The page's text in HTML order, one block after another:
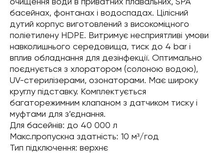
басейнах, фонтанах і водоспадах. Цілісний
дутий корпус виготовлений з високоміцного
поліетилену HDPE. Витримує несприятливі умови
навколишнього середовища, тиск до 4 bar і
вплив обладнання для дезінфекції. Оптимально
поєднується з хлоратором (солоною водою),
UV-стерилізерами, озонаторами. Має широку
круглу підставку. Комплектується
багаторежимним клапаном з датчиком тиску і
муфтами для з’єднання.
Для басейнів: до 40 000 л
Макс.пропускна здатність: 10 м³/год
Тип підключення: верхнє